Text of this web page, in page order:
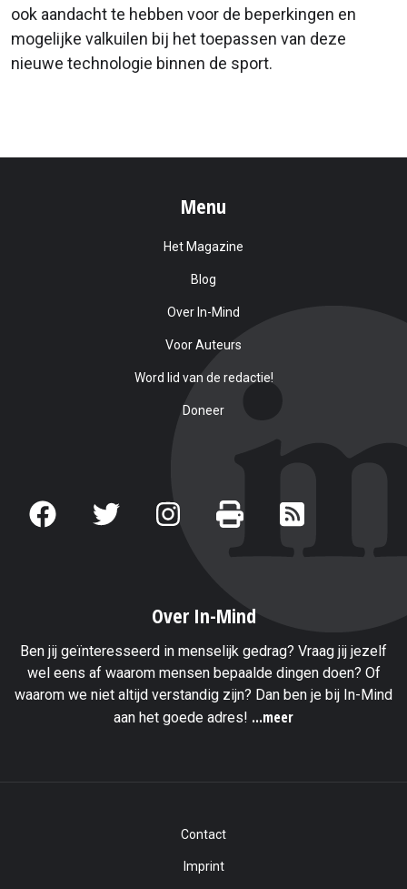
ook aandacht te hebben voor de beperkingen en
mogelijke valkuilen bij het toepassen van deze
nieuwe technologie binnen de sport.
Menu
Het Magazine
Blog
Over In-Mind
Voor Auteurs
Word lid van de redactie!
Doneer
Over In-Mind
Ben jij geïnteresseerd in menselijk gedrag? Vraag jij jezelf
wel eens af waarom mensen bepaalde dingen doen? Of
waarom we niet altijd verstandig zijn? Dan ben je bij In-Mind
aan het goede adres! ...meer
Contact
Imprint